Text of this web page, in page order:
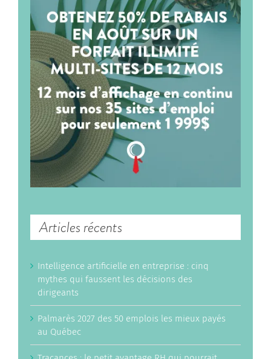
Articles récents
Intelligence artificielle en entreprise : cinq
mythes qui faussent les décisions des
dirigeants
Palmarès 2027 des 50 emplois les mieux payés
au Québec